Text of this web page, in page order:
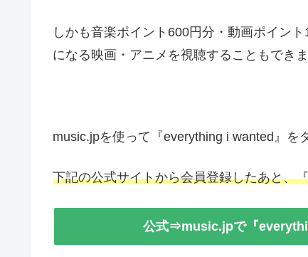
しかも音楽ポイント600円分・動画ポイン
になる映画・アニメを視聴することもできま
music.jpを使って『everything i wanted』を
下記の公式サイトから会員登録したあと、
公式⇒music.jpで『